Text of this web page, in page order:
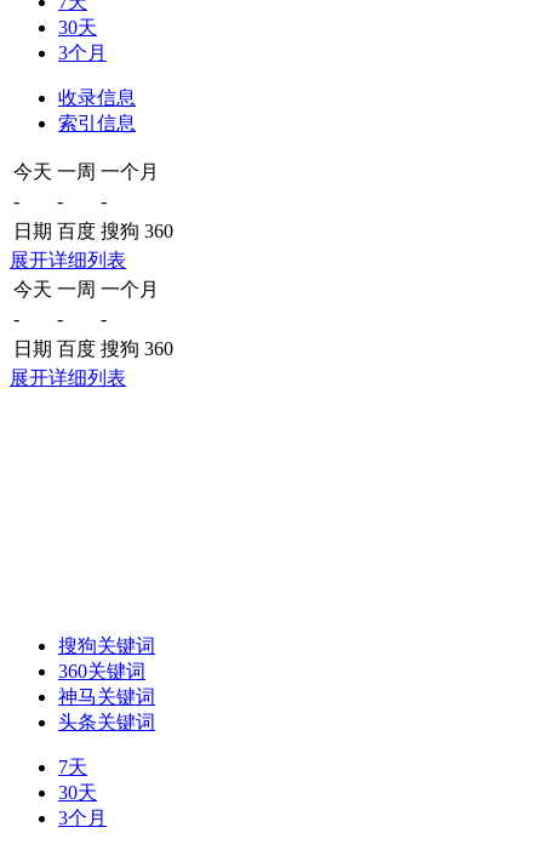
30天
3个月
收录信息
索引信息
今天 一周 一个月
-
-
-
日期 百度 搜狗 360
展开详细列表
今天 一周 一个月
-
-
-
日期 百度 搜狗 360
展开详细列表
搜狗关键词
360关键词
神马关键词
头条关键词
7天
30天
3个月